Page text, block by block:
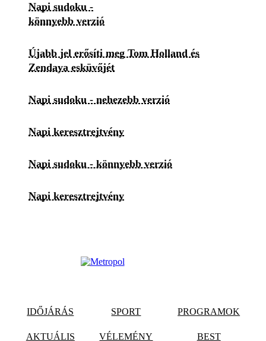
Napi sudoku -
könnyebb verzió
Újabb jel erősíti meg Tom Holland és
Zendaya esküvőjét
Napi sudoku - nehezebb verzió
Napi keresztrejtvény
Napi sudoku - könnyebb verzió
Napi keresztrejtvény
IDŐJÁRÁS SPORT PROGRAMOK
AKTUÁLIS VÉLEMÉNY BEST